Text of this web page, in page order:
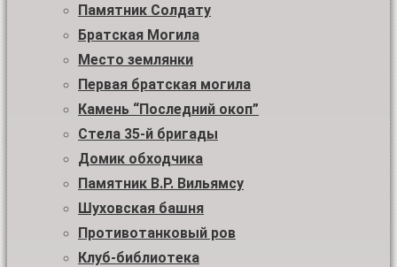
Памятник Солдату
Братская Могила
Место землянки
Первая братская могила
Камень “Последний окоп”
Стела 35-й бригады
Домик обходчика
Памятник В.Р. Вильямсу
Шуховская башня
Противотанковый ров
Клуб-библиотека